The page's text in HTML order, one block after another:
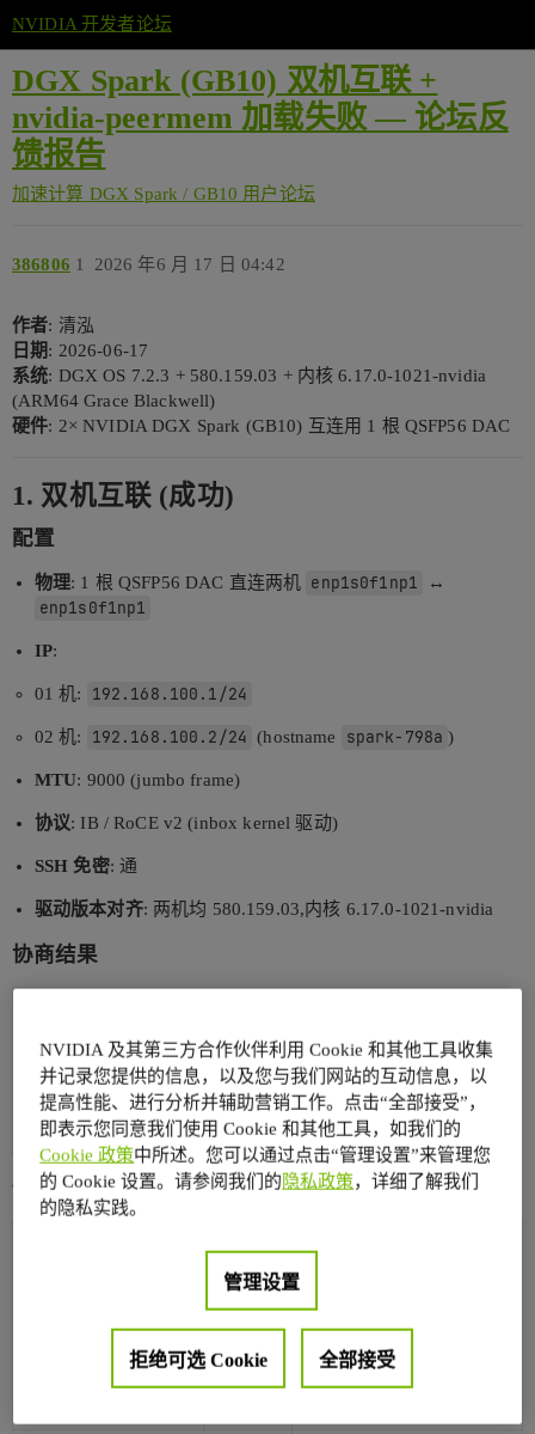
NVIDIA 开发者论坛
DGX Spark (GB10) 双机互联 +
nvidia-peermem 加载失败 — 论坛反
馈报告
加速计算 DGX Spark / GB10 用户论坛
386806 2026 年6 月 17 日 04:42
1
作者: 清泓
日期: 2026-06-17
系统: DGX OS 7.2.3 + 580.159.03 + 内核 6.17.0-1021-nvidia
(ARM64 Grace Blackwell)
硬件: 2× NVIDIA DGX Spark (GB10) 互连用 1 根 QSFP56 DAC
1. 双机互联 (成功)
配置
物理: 1 根 QSFP56 DAC 直连两机 enp1s0f1np1 ↔
enp1s0f1np1
IP:
01 机: 192.168.100.1/24
02 机: 192.168.100.2/24 (hostname spark-798a )
MTU: 9000 (jumbo frame)
协议: IB / RoCE v2 (inbox kernel 驱动)
SSH 免密: 通
驱动版本对齐: 两机均 580.159.03,内核 6.17.0-1021-nvidia
协商结果
ibstat rocep1s0f1 Rate 200 Gbps
ethtool enp1s0f1np1 Speed
200000Mb/s
Link detected
yes
CX-7 设备
4 个,2 个 Up(网线两端各 1 个)
性能测试
12.99
GB/s
≈ 100 Gbps 单向,200G 双向
满速
ib_write_bw16 QP,
13.32
GB/s
ib_write_bw32 QP,
13.32
NVIDIA 及其第三方合作伙伴利用 Cookie 和其他工具收集
并记录您提供的信息，以及您与我们网站的互动信息，以
提高性能、进行分析并辅助营销工作。点击“全部接受”，
即表示您同意我们使用 Cookie 和其他工具，如我们的
Cookie 政策中所述。您可以通过点击“管理设置”来管理您
的 Cookie 设置。请参阅我们的隐私政策，详细了解我们
的隐私实践。
管理设置
拒绝可选 Cookie 全部接受